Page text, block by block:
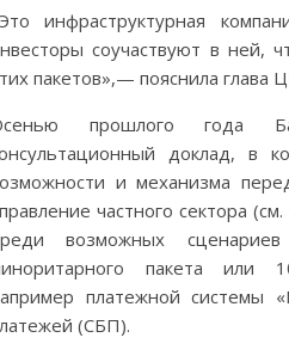
инфраструктурная
соучаствуют в ней,
пакетов»,— пояснила глава
прошлого года
доклад, в
и механизма
частного сектора
возможных сценариев
пакета или
платежной системы
(СБП).